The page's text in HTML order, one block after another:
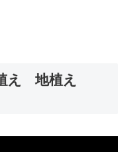
え 地植え